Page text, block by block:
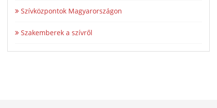
Szívközpontok Magyarországon
Szakemberek a szívről